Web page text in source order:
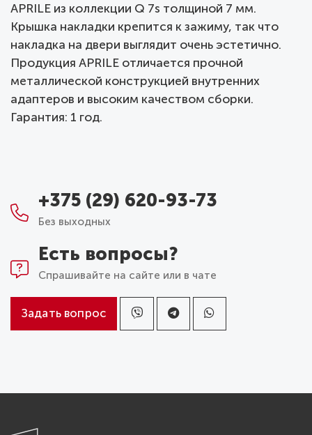
APRILE из коллекции Q 7s толщиной 7 мм.
Крышка накладки крепится к зажиму, так что
накладка на двери выглядит очень эстетично.
Продукция APRILE отличается прочной
металлической конструкцией внутренних
адаптеров и высоким качеством сборки.
Гарантия: 1 год.
+375 (29) 620-93-73
Без выходных
Есть вопросы?
Спрашивайте на сайте или в чате
Задать вопрос